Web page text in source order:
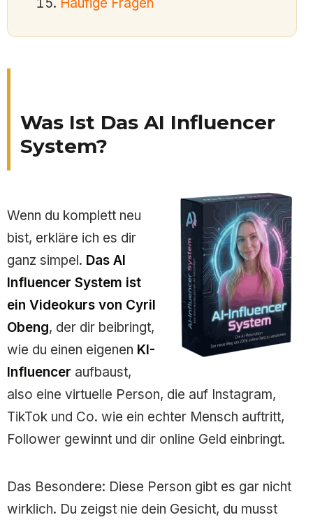
Häufige Fragen
Was Ist Das AI Influencer
System?
Wenn du komplett neu
bist, erkläre ich es dir
ganz simpel. Das AI
Influencer System ist
ein Videokurs von Cyril
Obeng, der dir beibringt,
wie du einen eigenen KI-
Influencer aufbaust,
also eine virtuelle Person, die auf Instagram,
TikTok und Co. wie ein echter Mensch auftritt,
Follower gewinnt und dir online Geld einbringt.
Das Besondere: Diese Person gibt es gar nicht
wirklich. Du zeigst nie dein Gesicht, du musst